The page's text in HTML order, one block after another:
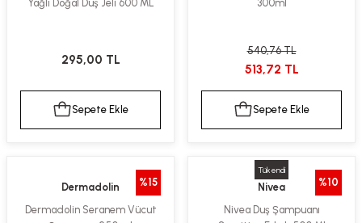
Yağlı Doğal Duş Jeli 600 ML
295,00 TL
Sepete Ekle
300ml
540,76 TL
513,72 TL
Sepete Ekle
%15
Dermadolin
Dermadolin Seranem Vücut
Tükendi
%10
Nivea
Nivea Duş Şampuanı